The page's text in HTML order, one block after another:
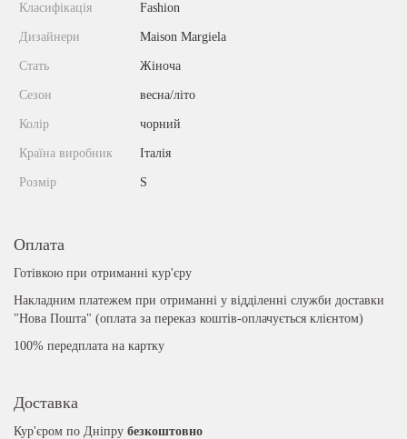
Класифікація Fashion
Дизайнери Maison Margiela
Стать Жіноча
Сезон весна/літо
Колір чорний
Країна виробник Італія
Розмір S
Оплата
Готівкою при отриманні кур'єру
Накладним платежем при отриманні у відділенні служби доставки
"Нова Пошта" (оплата за переказ коштів-оплачується клієнтом)
100% передплата на картку
Доставка
Кур'єром по Дніпру безкоштовно